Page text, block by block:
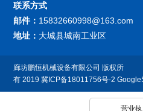
联系方式
邮件： 15832660998@163.com
地址： 大城县城南工业区
廊坊鹏恒机械设备有限公司 版权所
有 2019冀ICP备18011756号-2
营业